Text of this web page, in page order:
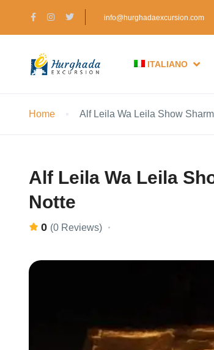
info@hurghadaexcursion.com
ITALIANO
Home Alf Leila Wa Leila Show
Alf Leila Wa Leila
Notte
0 (0 Reviews)